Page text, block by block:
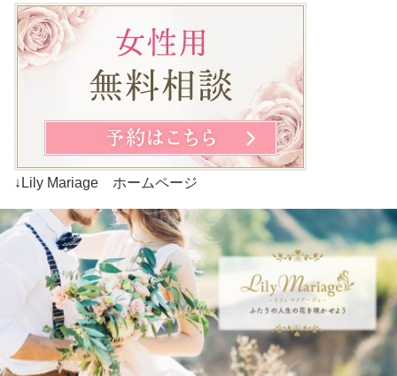
↓Lily Mariage ホームページ